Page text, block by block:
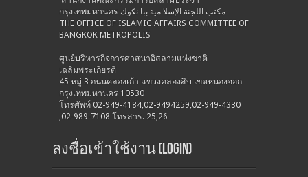
กรุงเทพมหานคร مكتب اللجنة الإسلا مية ببا نكوك
THE OFFICE OF ISLAMIC AFFAIRS COMMITTEE OF
BANGKOK METROPOLIS
ศูนย์บริหารกิจการศาสนาอิสลามแห่งชาติ
เฉลิมพระเกียรติ
45 หมู่ 3 ถนนคลองเก้า แขวงคลองสิบ เขตหนองจอก
กรุงเทพมหานคร 10530
โทรศัพท์ 02-949-4184,02-9494259,02-949-4330
,02-989-7108 โทรสาร. 25,26
ลงชื่อเข้าใช้งาน (Login)